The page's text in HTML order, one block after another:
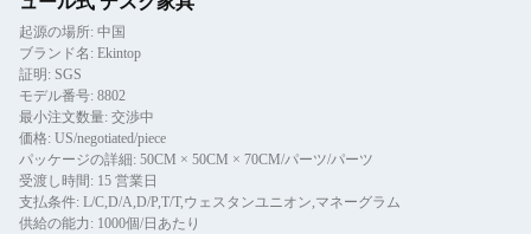
起源の場所: 中国
ブランド名: Ekintop
証明: SGS
モデル番号: 8802
最小注文数量: 交渉中
価格: US/negotiated/piece
パッケージの詳細: 50CM × 50CM × 70CM/パーツ/パーツ
受渡し時間: 15 営業日
支払条件: L/C,D/A,D/P,T/T,ウェスタンユニオン,マネーグラム
供給の能力: 1000個/日あたり